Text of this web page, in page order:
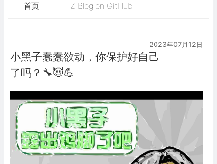
首页 Z-Blog on GitHub
2023年07月12日
小黑子蠢蠢欲动，你保护好自己
了吗？🔧😈💪